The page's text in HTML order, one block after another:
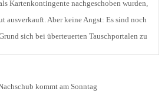
Kartenkontingente nachgeschoben wurden,
ausverkauft. Aber keine Angst: Es sind noch
sich bei überteuerten Tauschportalen zu
im Vorfeld abzuschätzen, ob die Nachfrage
herrschen […]